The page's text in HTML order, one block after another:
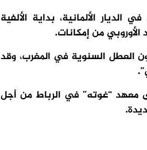
الألمانية، بداية الألفية
الأوروبي من إمكانات.
السنوية في المغرب، وقد
معهد “غوته” في الرباط من أجل